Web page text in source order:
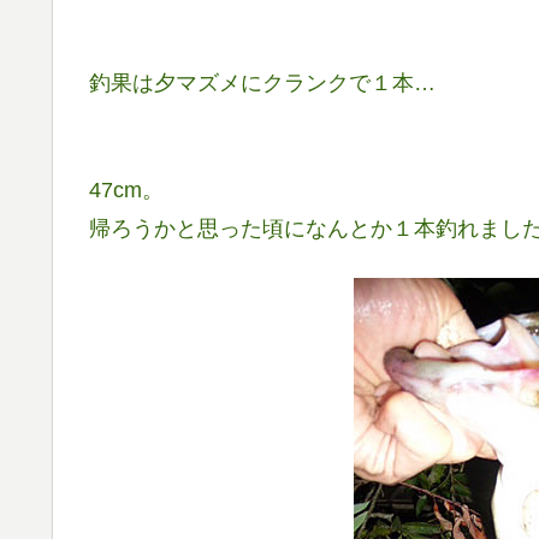
釣果は夕マズメにクランクで１本…
47cm。
帰ろうかと思った頃になんとか１本釣れまし